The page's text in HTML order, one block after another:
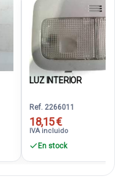
LUZ INTERIOR
Ref. 2266011
18,15 €
IVA incluido
En stock